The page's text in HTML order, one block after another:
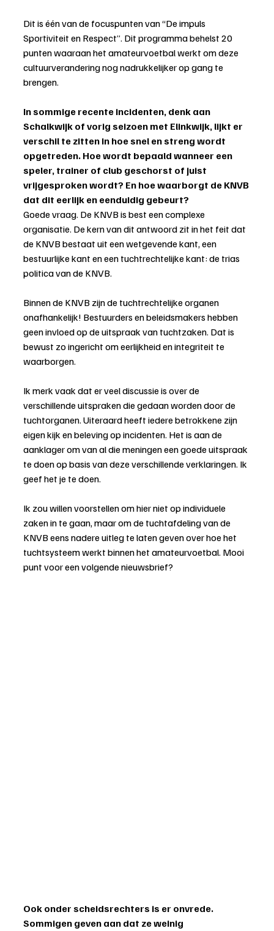
Dit is één van de focuspunten van “De impuls
Sportiviteit en Respect”. Dit programma behelst 20
punten waaraan het amateurvoetbal werkt om deze
cultuurverandering nog nadrukkelijker op gang te
brengen.
In sommige recente incidenten, denk aan
Schalkwijk of vorig seizoen met Elinkwijk, lijkt er
verschil te zitten in hoe snel en streng wordt
opgetreden. Hoe wordt bepaald wanneer een
speler, trainer of club geschorst of juist
vrijgesproken wordt? En hoe waarborgt de KNVB
dat dit eerlijk en eenduidig gebeurt?
Goede vraag. De KNVB is best een complexe
organisatie. De kern van dit antwoord zit in het feit dat
de KNVB bestaat uit een wetgevende kant, een
bestuurlijke kant en een tuchtrechtelijke kant: de trias
politica van de KNVB.
Binnen de KNVB zijn de tuchtrechtelijke organen
onafhankelijk! Bestuurders en beleidsmakers hebben
geen invloed op de uitspraak van tuchtzaken. Dat is
bewust zo ingericht om eerlijkheid en integriteit te
waarborgen.
Ik merk vaak dat er veel discussie is over de
verschillende uitspraken die gedaan worden door de
tuchtorganen. Uiteraard heeft iedere betrokkene zijn
eigen kijk en beleving op incidenten. Het is aan de
aanklager om van al die meningen een goede uitspraak
te doen op basis van deze verschillende verklaringen. Ik
geef het je te doen.
Ik zou willen voorstellen om hier niet op individuele
zaken in te gaan, maar om de tuchtafdeling van de
KNVB eens nadere uitleg te laten geven over hoe het
tuchtsysteem werkt binnen het amateurvoetbal. Mooi
punt voor een volgende nieuwsbrief?
Ook onder scheidsrechters is er onvrede.
Sommigen geven aan dat ze weinig